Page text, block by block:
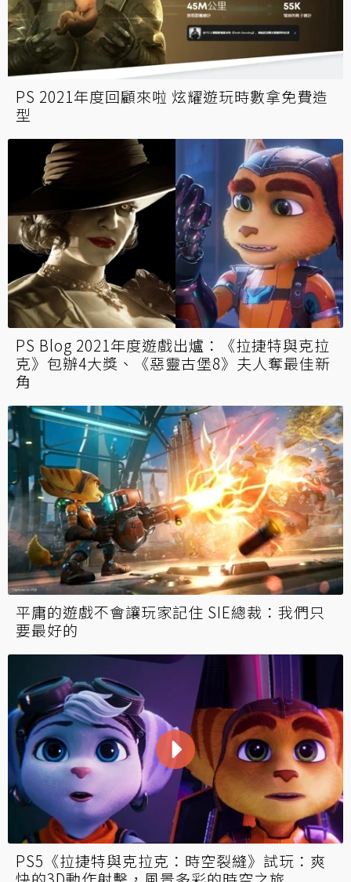
PS 2021年度回顧來啦 炫耀遊玩時數拿免費造
型
PS Blog 2021年度遊戲出爐：《拉捷特與克拉
克》包辦4大獎、《惡靈古堡8》夫人奪最佳新
角
平庸的遊戲不會讓玩家記住 SIE總裁：我們只
要最好的
PS5《拉捷特與克拉克：時空裂縫》試玩：爽